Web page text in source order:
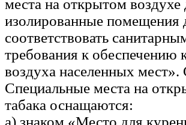
места на открытом воздухе
изолированные помещения
соответствовать
требования к обеспечению
воздуха населенных
Специальные места на
табака оснащаются:
а) знаком «Место для